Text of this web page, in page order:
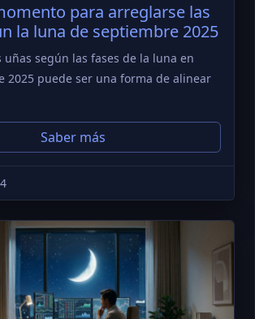
para arreglarse las
la luna de septiembre 2025
uñas según las fases de la luna en
2025 puede ser una forma de alinear
Saber más